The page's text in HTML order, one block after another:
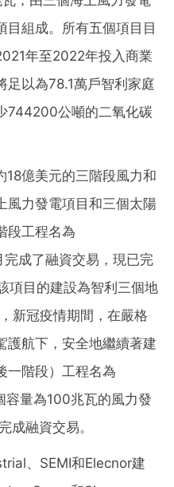
目組成。所有五個項目目
年至2022年投入商業
足以為78.1萬戶智利家庭
744200公噸的二氧化碳
億美元的三階段風力和
風力發電項目和三個太陽
段工程名為
完成了融資交易，現已完
項目的建設為智利三個地
新冠疫情期間，在嚴格
護航下，安全地繼續著建
一階段）工程名為
容量為100兆瓦的風力發
成融資交易。
、SEMI和Elecnor建